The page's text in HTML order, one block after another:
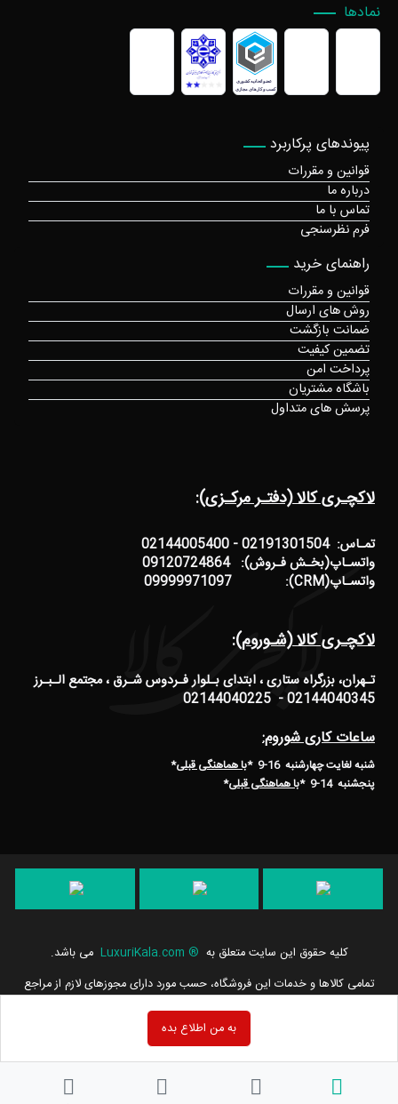
به من اطلاع بده
لاکچـری کالا (دفتـر مرکـزی):
تمـاس: 02191301504 - 02144005400
واتسـاپ(بخـش فـروش): 09120724864
واتسـاپ(CRM): 09999971097
لاکچـری کالا (شـوروم):
تـهران، بزرگراه ستاری ، ابتدای بـلوار فـردوس شـرق ، مجتمع الـبـرز
02144040345 - 02144040225
ساعات کاری شوروم:
شنبه لغایت چهارشنبه 16-9 * با هماهنگی قبلی*
پنجشنبه 14-9
*با هماهنگی قبلی*
پیوندهای پرکاربرد
قوانین و مقررات
درباره ما
تماس با ما
فرم نظرسنجی
راهنمای خرید
قوانین و مقررات
روش های ارسال
ضمانت بازگشت
تضمین کیفیت
پرداخت امن
باشگاه مشتریان
پرسش های متداول
نمادها
کلیه حقوق این سایت متعلق به ®
LuxuriKala.com می باشد.
تمامی كالاها و خدمات این فروشگاه، حسب مورد دارای مجوزهای لازم از مراجع
مربوطه می باشند و فعالیت های این سایت تابع قوانین و مقررات جمهوری